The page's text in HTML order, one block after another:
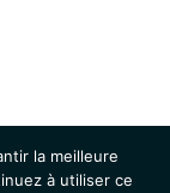
la meilleure
à utiliser ce